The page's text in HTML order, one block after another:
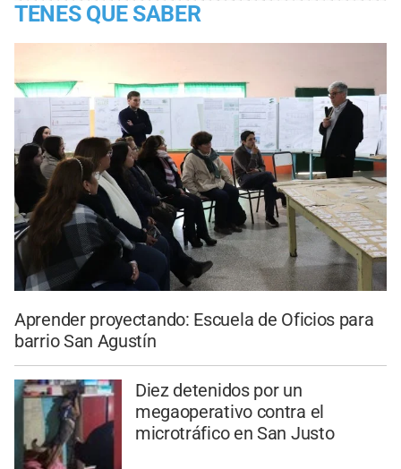
TENES QUE SABER
Aprender proyectando: Escuela de Oficios para
barrio San Agustín
Diez detenidos por un
megaoperativo contra el
microtráfico en San Justo